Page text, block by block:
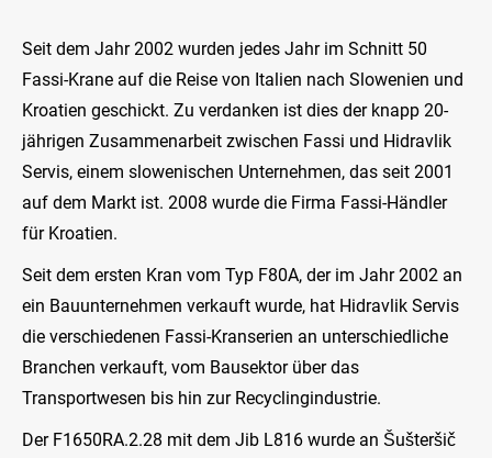
Seit dem Jahr 2002 wurden jedes Jahr im Schnitt 50
Fassi-Krane auf die Reise von Italien nach Slowenien und
Kroatien geschickt. Zu verdanken ist dies der knapp 20-
jährigen Zusammenarbeit zwischen Fassi und Hidravlik
Servis, einem slowenischen Unternehmen, das seit 2001
auf dem Markt ist. 2008 wurde die Firma Fassi-Händler
für Kroatien.
Seit dem ersten Kran vom Typ F80A, der im Jahr 2002 an
ein Bauunternehmen verkauft wurde, hat Hidravlik Servis
die verschiedenen Fassi-Kranserien an unterschiedliche
Branchen verkauft, vom Bausektor über das
Transportwesen bis hin zur Recyclingindustrie.
Der F1650RA.2.28 mit dem Jib L816 wurde an Šušteršič